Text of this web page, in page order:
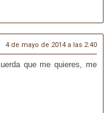
4 de mayo de 2014 a las 2:40
que me quieres, me